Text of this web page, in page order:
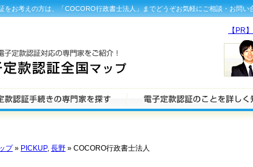
をお考えの方は、「COCORO行政書士法人」までどうぞお気軽にご相談・お問い
プ» PICKUP, 長野 » COCORO行政書士法人
【PR